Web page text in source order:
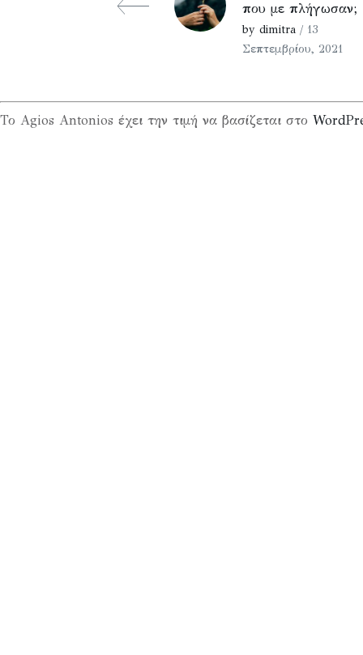
που με πλήγωσαν;
by dimitra / 13
Σεπτεμβρίου, 2021
Το Agios Antonios έχει την τιμή να βασίζεται στο